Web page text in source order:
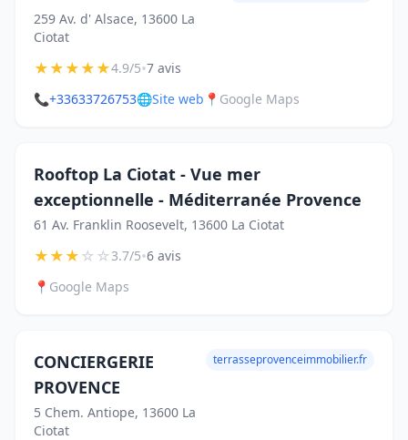
259 Av. d' Alsace, 13600 La
Ciotat
★★★★★4.9/5•7 avis
📞+33633726753🌐Site web 📍 Google Maps
Rooftop La Ciotat - Vue mer
exceptionnelle - Méditerranée Provence
61 Av. Franklin Roosevelt, 13600 La Ciotat
★★★☆☆3.7/5•6 avis
📍 Google Maps
CONCIERGERIE
PROVENCE
5 Chem. Antiope, 13600 La
Ciotat
terrasseprovenceimmobilier.fr